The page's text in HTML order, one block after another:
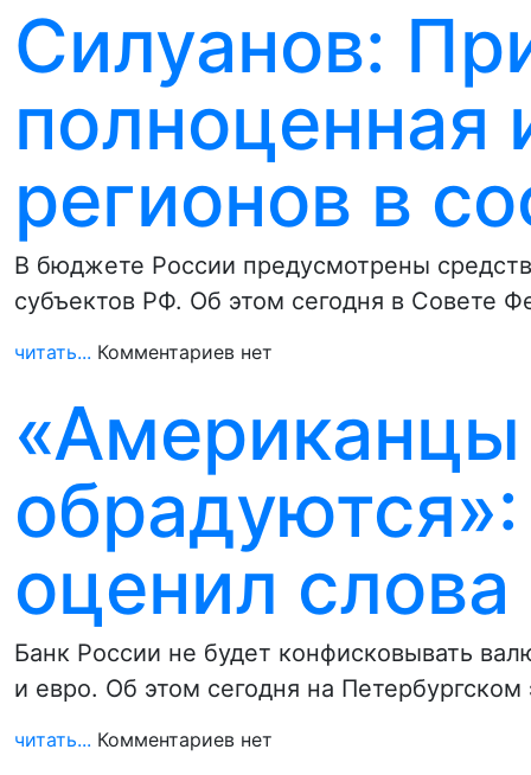
Силуанов:
полноценная
регионов в
В бюджете России предусмотрены
субъектов РФ. Об этом сегодня в Совете
читать... Комментариев нет
оценил
Банк России не будет конфисковывать
и евро. Об этом сегодня на
читать... Комментариев нет